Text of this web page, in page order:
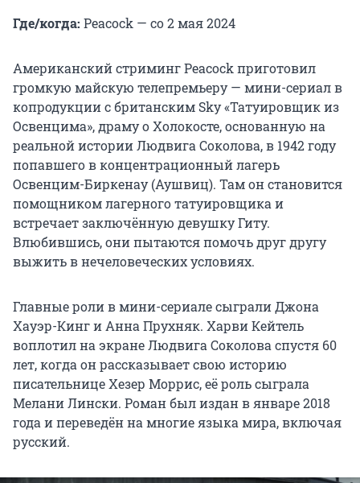
Где/когда: Peacock — со 2 мая 2024
Американский стриминг Peacock приготовил
громкую майскую телепремьеру — мини-сериал в
копродукции с британским Sky «Татуировщик из
Освенцима», драму о Холокосте, основанную на
реальной истории Людвига Соколова, в 1942 году
попавшего в концентрационный лагерь
Освенцим-Биркенау (Аушвиц). Там он становится
помощником лагерного татуировщика и
встречает заключённую девушку Гиту.
Влюбившись, они пытаются помочь друг другу
выжить в нечеловеческих условиях.
Главные роли в мини-сериале сыграли Джона
Хауэр-Кинг и Анна Прухняк. Харви Кейтель
воплотил на экране Людвига Соколова спустя 60
лет, когда он рассказывает свою историю
писательнице Хезер Моррис, её роль сыграла
Мелани Лински. Роман был издан в январе 2018
года и переведён на многие языка мира, включая
русский.